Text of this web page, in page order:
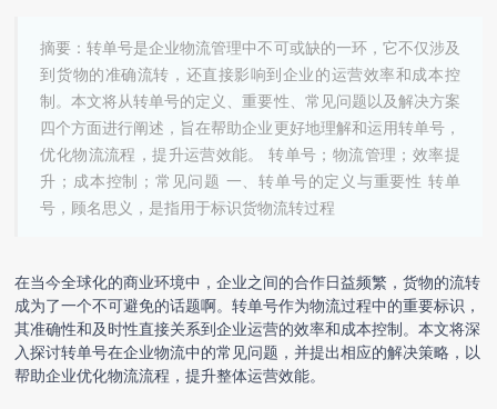
摘要：转单号是企业物流管理中不可或缺的一环，它不仅涉及
到货物的准确流转，还直接影响到企业的运营效率和成本控
制。本文将从转单号的定义、重要性、常见问题以及解决方案
四个方面进行阐述，旨在帮助企业更好地理解和运用转单号，
优化物流流程，提升运营效能。 转单号；物流管理；效率提
升；成本控制；常见问题 一、转单号的定义与重要性 转单
号，顾名思义，是指用于标识货物流转过程
在当今全球化的商业环境中，企业之间的合作日益频繁，货物的流转
成为了一个不可避免的话题啊。转单号作为物流过程中的重要标识，
其准确性和及时性直接关系到企业运营的效率和成本控制。本文将深
入探讨转单号在企业物流中的常见问题，并提出相应的解决策略，以
帮助企业优化物流流程，提升整体运营效能。